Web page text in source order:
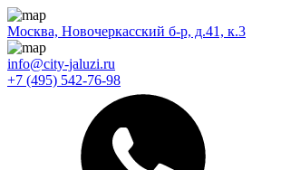
Москва, Новочеркасский б-р, д.41, к.3
info@city-jaluzi.ru
+7 (495) 542-76-98